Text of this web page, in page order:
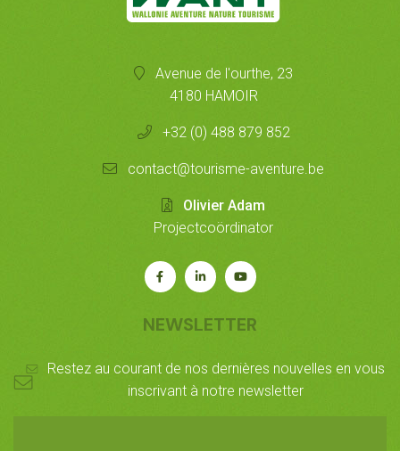
Avenue de l'ourthe, 23
4180 HAMOIR
+32 (0) 488 879 852
contact@tourisme-aventure.be
Olivier Adam
Projectcoördinator
Rejoignez-
sur
Facebook
Rejoignez-
sur
LinkedIn
Notre
Youtube
NEWSLETTER
Restez au courant de nos dernières nouvelles en vous
inscrivant à notre newsletter